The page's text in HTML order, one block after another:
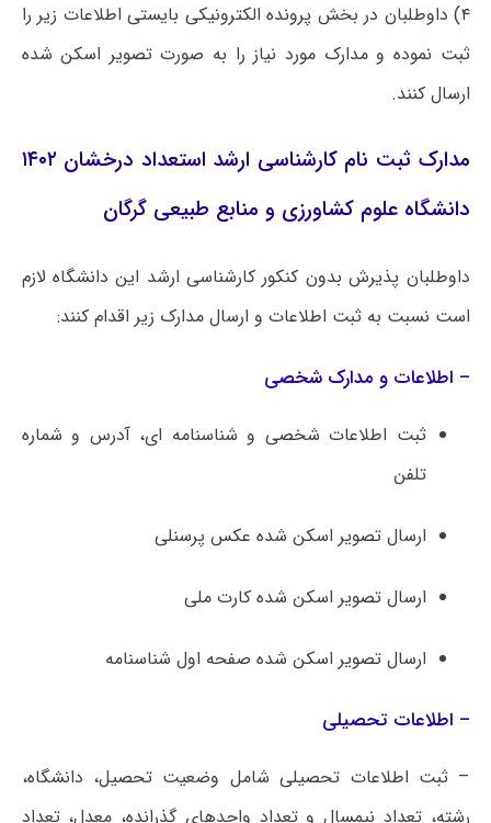
۴) داوطلبان در بخش پرونده­ الکترونیکی بایستی اطلاعات زیر را
ثبت نموده و مدارک مورد نیاز را به صورت تصویر اسکن شده
ارسال کنند.
مدارک ثبت نام کارشناسی ارشد استعداد درخشان ۱۴۰۲
دانشگاه علوم کشاورزی و منابع طبیعی گرگان
داوطلبان پذیرش بدون کنکور کارشناسی ارشد این دانشگاه لازم
است نسبت به ثبت اطلاعات و ارسال مدارک زیر اقدام کنند:
– اطلاعات و مدارک شخصی
ثبت اطلاعات شخصی و شناسنامه­ ای، آدرس و شماره
تلفن
ارسال تصویر اسکن شده عکس پرسنلی
ارسال تصویر اسکن شده کارت ملی
ارسال تصویر اسکن شده صفحه اول شناسنامه
– اطلاعات تحصیلی
– ثبت اطلاعات تحصیلی شامل وضعیت تحصیل، دانشگاه،
رشته، تعداد نیمسال و تعداد واحدهای گذرانده، معدل، تعداد